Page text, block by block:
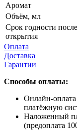
Аромат
Объём, мл
Срок годности после
открытия
Оплата
Доставка
Гарантии
Способы оплаты:
Онлайн-оплата
платёжную
Наложенный
(предоплата